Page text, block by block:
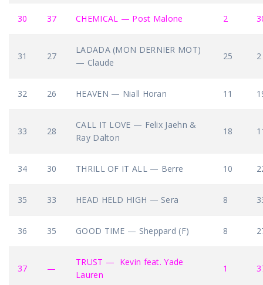
30 37 CHEMICAL — Post Malone 2
31 27
LADADA (MON DERNIER MOT)
— Claude
25 2
32 26 HEAVEN — Niall Horan 11
33 28
CALL IT LOVE — Felix Jaehn &
Ray Dalton
18
34 30 THRILL OF IT ALL — Berre 10
35 33 HEAD HELD HIGH — Sera 8
36 35 GOOD TIME — Sheppard (F) 8
37 —
TRUST — Kevin feat. Yade
Lauren
1